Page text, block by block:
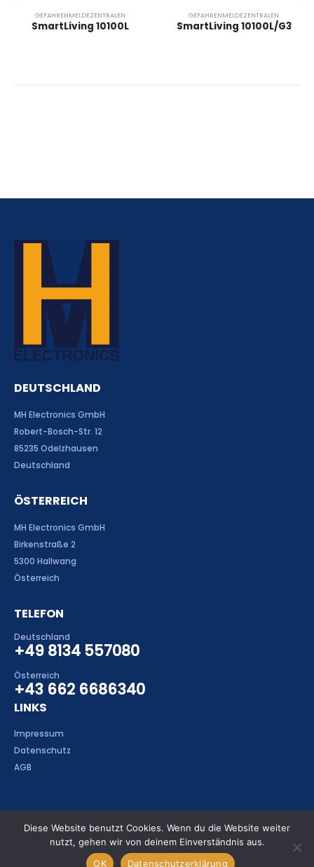
GEFAHRENMELDEZENTRALEN
SmartLiving 10100L
GEFAHRENMELDEZENTRALEN
SmartLiving 10100L/G3
DEUTSCHLAND
MH Electronics GmbH
Robert-Bosch-Str. 12
85235 Odelzhausen
Deutschland
ÖSTERREICH
MH Electronics GmbH
Birkenstraße 2
5300 Hallwang
Österreich
TELEFON
Deutschland
+49 8134 557080
Österreich
+43 662 6686340
LINKS
Impressum
Datenschutz
AGB
MH-Electronics GmbH. © 2020. All Rights Reserved
Diese Website benutzt Cookies. Wenn du die Website weiter
nutzt, gehen wir von deinem Einverständnis aus.
OK
Datenschutzerklärung